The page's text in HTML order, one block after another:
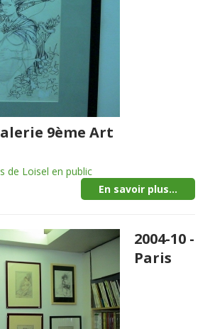
9ème Art
de Loisel en public
En savoir plus...
2004-10 -
Paris